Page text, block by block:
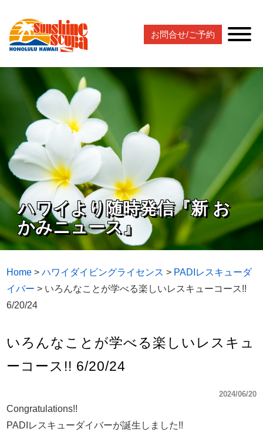
お問合せ/ご予約
ハワイより随時発信『新 お
かみニュース』
Home >ハワイダイビングライセンス > PADIレスキューダ
イバー > いろんなことが学べる楽しいレスキューコース!!
6/20/24
いろんなことが学べる楽しいレスキュ
ーコース!! 6/20/24
2024/06/20
Congratulations!!
PADIレスキューダイバーが誕生しました!!